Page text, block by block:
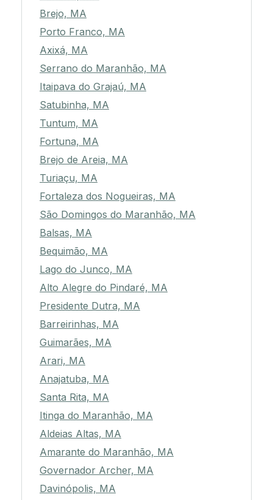
Brejo, MA
Porto Franco, MA
Axixá, MA
Serrano do Maranhão, MA
Itaipava do Grajaú, MA
Satubinha, MA
Tuntum, MA
Fortuna, MA
Brejo de Areia, MA
Turiaçu, MA
Fortaleza dos Nogueiras, MA
São Domingos do Maranhão, MA
Balsas, MA
Bequimão, MA
Lago do Junco, MA
Alto Alegre do Pindaré, MA
Presidente Dutra, MA
Barreirinhas, MA
Guimarães, MA
Arari, MA
Anajatuba, MA
Santa Rita, MA
Itinga do Maranhão, MA
Aldeias Altas, MA
Amarante do Maranhão, MA
Governador Archer, MA
Davinópolis, MA